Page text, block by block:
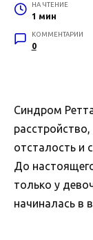
НА ЧТЕНИЕ
1 мин
КОММЕНТАРИИ
0
Синдром
отсталость и
До
только у
начиналась в